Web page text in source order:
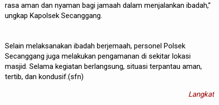
rasa aman dan nyaman bagi jamaah dalam menjalankan ibadah,”
ungkap Kapolsek Secanggang.
Selain melaksanakan ibadah berjemaah, personel Polsek
Secanggang juga melakukan pengamanan di sekitar lokasi
masjid. Selama kegiatan berlangsung, situasi terpantau aman,
tertib, dan kondusif.(sfn)
Langkat